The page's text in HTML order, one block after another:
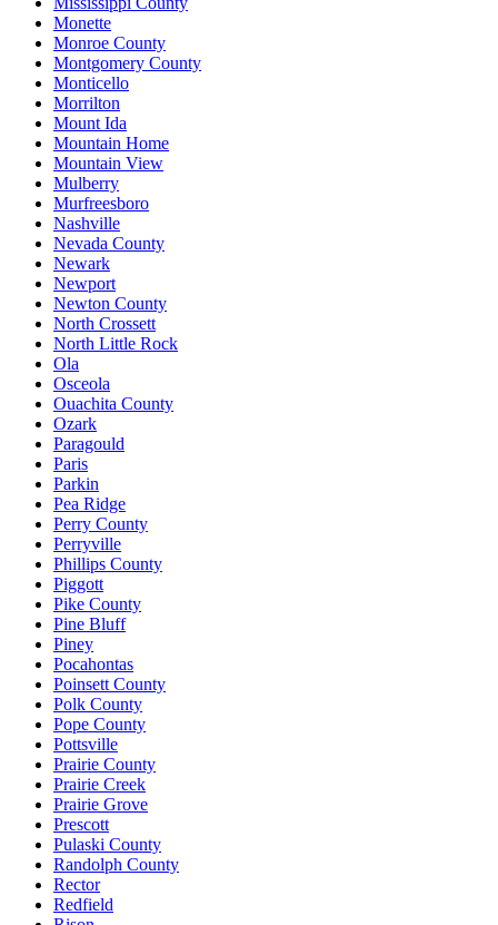
Monette
Monroe County
Montgomery County
Monticello
Morrilton
Mount Ida
Mountain Home
Mountain View
Mulberry
Murfreesboro
Nashville
Nevada County
Newark
Newport
Newton County
North Crossett
North Little Rock
Ola
Osceola
Ouachita County
Ozark
Paragould
Paris
Parkin
Pea Ridge
Perry County
Perryville
Phillips County
Piggott
Pike County
Pine Bluff
Piney
Pocahontas
Poinsett County
Polk County
Pope County
Pottsville
Prairie County
Prairie Creek
Prairie Grove
Prescott
Pulaski County
Randolph County
Rector
Redfield